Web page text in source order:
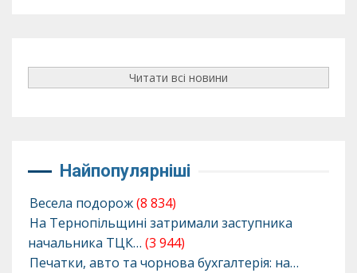
Читати всі новини
Найпопулярніші
Весела подорож(8 834)
На Тернопільщині затримали заступника
начальника ТЦК… (3 944)
Печатки, авто та чорнова бухгалтерія: на…